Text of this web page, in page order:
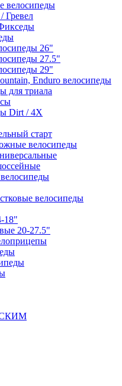
велосипеды
Гревел
26"
27.5"
29"
Enduro велосипеды
для триала
Dirt / 4X
старт
велосипеды
велосипеды
18"
20-27.5"